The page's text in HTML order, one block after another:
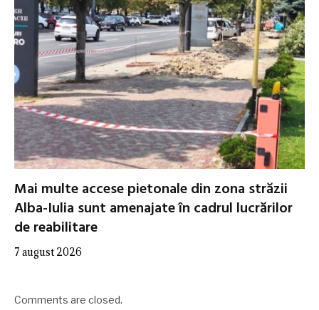
Mai multe accese pietonale din zona străzii
Alba-Iulia sunt amenajate în cadrul lucrărilor
de reabilitare
7 august 2026
Comments are closed.